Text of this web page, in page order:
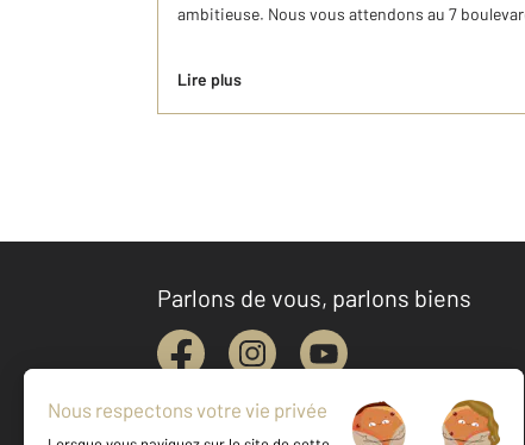
ambitieuse. Nous vous attendons au 7
Lire plus
Parlons de vous, parlons biens